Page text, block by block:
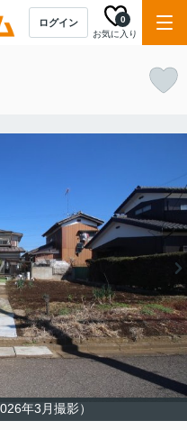
ログイン
お気に入り
0
年3月撮影）